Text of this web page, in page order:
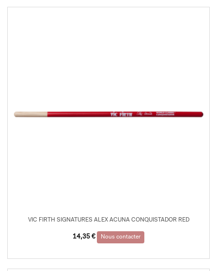
VIC FIRTH SIGNATURES ALEX ACUNA CONQUISTADOR RED
14,35 € Nous contacter